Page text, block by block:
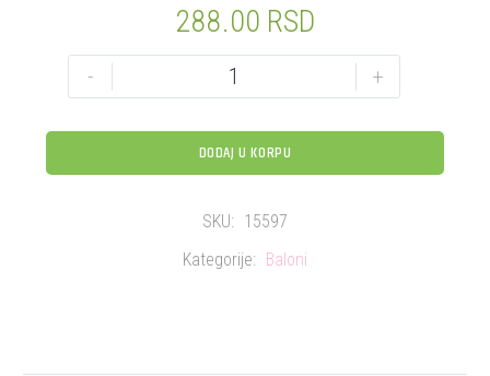
288.00 RSD
- +
DODAJ U KORPU
SKU: 15597
Kategorije: Baloni